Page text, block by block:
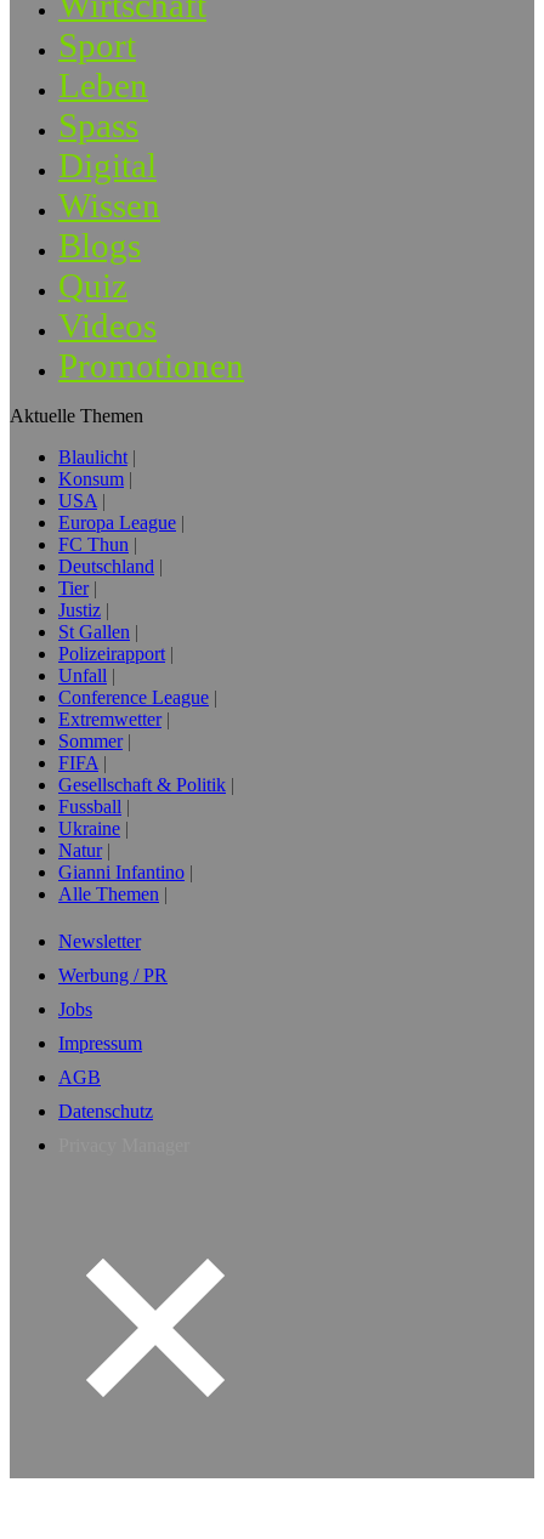
Sport
Leben
Spass
Digital
Wissen
Blogs
Quiz
Videos
Promotionen
Aktuelle Themen
Blaulicht
Konsum
USA
Europa League
FC Thun
Deutschland
Tier
Justiz
St Gallen
Polizeirapport
Unfall
Conference League
Extremwetter
Sommer
FIFA
Gesellschaft & Politik
Fussball
Ukraine
Natur
Gianni Infantino
Alle Themen
Newsletter
Werbung / PR
Jobs
Impressum
AGB
Datenschutz